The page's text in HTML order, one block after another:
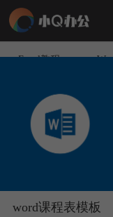
Excel教程
word课程表模板